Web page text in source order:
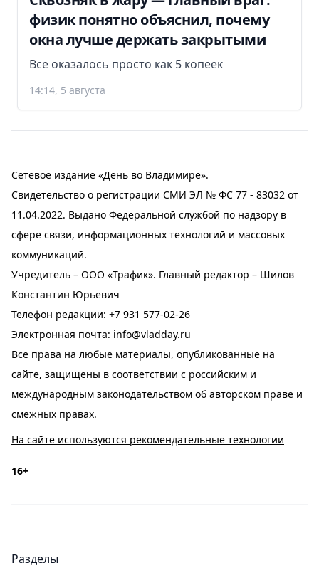
физик понятно объяснил, почему
окна лучше держать закрытыми
Все оказалось просто как 5 копеек
14:14, 5 августа
Сетевое издание «День во Владимире».
Свидетельство о регистрации СМИ ЭЛ № ФС 77 - 83032 от
11.04.2022. Выдано Федеральной службой по надзору в
сфере связи, информационных технологий и массовых
коммуникаций.
Учредитель – ООО «Трафик». Главный редактор – Шилов
Константин Юрьевич
Телефон редакции: +7 931 577-02-26
Электронная почта: info@vladday.ru
Все права на любые материалы, опубликованные на
сайте, защищены в соответствии с российским и
международным законодательством об авторском праве и
смежных правах.
На сайте используются рекомендательные технологии
16+
Разделы